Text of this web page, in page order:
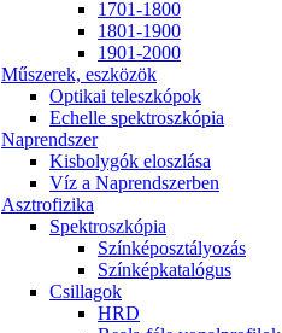
1701-1800
1801-1900
1901-2000
Mű­sze­rek, esz­kö­zök
Op­ti­kai te­lesz­kó­pok
Echel­le spekt­rosz­kó­pia
Nap­rend­szer
Kis­boly­gók el­osz­lá­sa
Víz a Nap­rend­szer­ben
Aszt­ro­fi­zi­ka
Spekt­rosz­kó­pia
Szín­kép­osz­tá­lyo­zás
Szín­kép­ka­ta­ló­gus
Csil­la­gok
HRD